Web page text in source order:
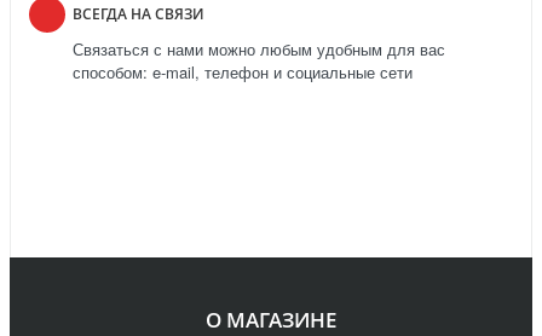
ВСЕГДА НА СВЯЗИ
Связаться с нами можно любым удобным для вас
способом: e-mail, телефон и социальные сети
О МАГАЗИНЕ